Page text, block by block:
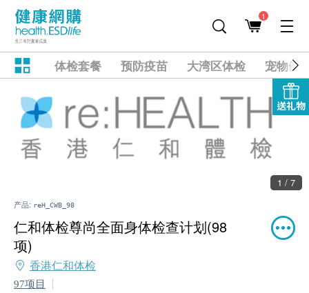
1
体检套餐 预防疫苗 大湾区体检 宠物健
送礼物
1 / 7
产品: reH_CWB_98
仁和体检尊尚全面身体检查计划(98
项)
香港仁和体检
97项目